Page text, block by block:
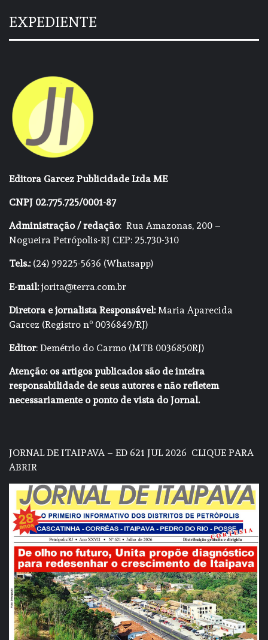
EXPEDIENTE
Editora Garcez Publicidade Ltda ME
CNPJ 02.775.725/0001-87
Administração / redação: Rua Amazonas, 200 –
Nogueira Petrópolis-RJ CEP: 25.730-310
Tels.:(24) 99225-5636 (Whatsapp)
E-mail:jorita@terra.com.br
Diretora e jornalista Responsável:Maria Aparecida
Garcez (Registro nº 0036849/RJ)
Editor: Demétrio do Carmo (MTB 0036850RJ)
Atenção: os artigos publicados são de inteira
responsabilidade de seus autores e não refletem
necessariamente o ponto de vista do Jornal.
JORNAL DE ITAIPAVA – ED 621 JUL 2026 CLIQUE PARA
ABRIR